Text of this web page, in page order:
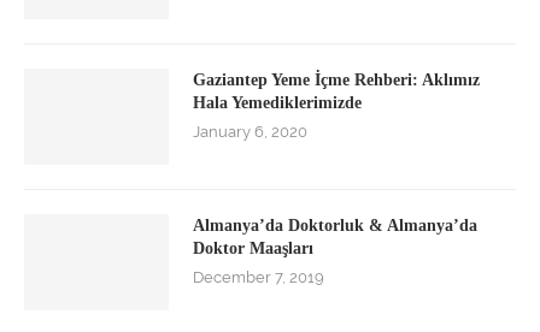
Gaziantep Yeme İçme Rehberi: Aklımız
Hala Yemediklerimizde
January 6, 2020
Almanya’da Doktorluk & Almanya’da
Doktor Maaşları
December 7, 2019